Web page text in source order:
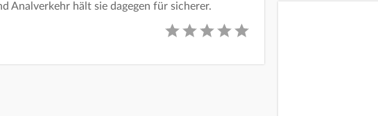
Analverkehr hält sie dagegen für sicherer.